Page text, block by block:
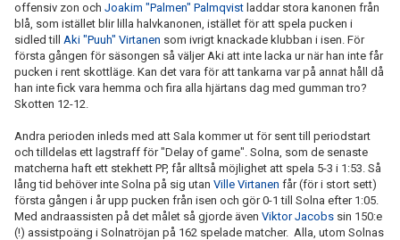
offensiv zon och Joakim "Palmen" Palmqvist laddar stora kanonen från
blå, som istället blir lilla halvkanonen, istället för att spela pucken i
sidled till Aki "Puuh" Virtanen som ivrigt knackade klubban i isen. För
första gången för säsongen så väljer Aki att inte lacka ur när han inte får
pucken i rent skottläge. Kan det vara för att tankarna var på annat håll då
han inte fick vara hemma och fira alla hjärtans dag med gumman tro?
Skotten 12-12.
Andra perioden inleds med att Sala kommer ut för sent till periodstart
och tilldelas ett lagstraff för "Delay of game". Solna, som de senaste
matcherna haft ett stekhett PP, får alltså möjlighet att spela 5-3 i 1:53. Så
lång tid behöver inte Solna på sig utan Ville Virtanen får (för i stort sett)
första gången i år upp pucken från isen och gör 0-1 till Solna efter 1:05.
Med andraassisten på det målet så gjorde även Viktor Jacobs sin 150:e
(!) assistpoäng i Solnatröjan på 162 spelade matcher. Alla, utom Solnas